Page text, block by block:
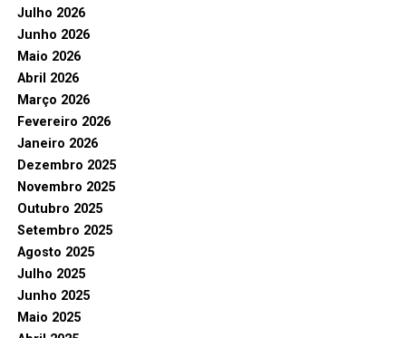
Julho 2026
Junho 2026
Maio 2026
Abril 2026
Março 2026
Fevereiro 2026
Janeiro 2026
Dezembro 2025
Novembro 2025
Outubro 2025
Setembro 2025
Agosto 2025
Julho 2025
Junho 2025
Maio 2025